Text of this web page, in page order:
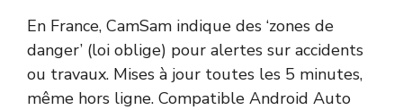
En France, CamSam indique des ‘zones de
danger’ (loi oblige) pour alertes sur accidents
ou travaux. Mises à jour toutes les 5 minutes,
même hors ligne. Compatible Android Auto